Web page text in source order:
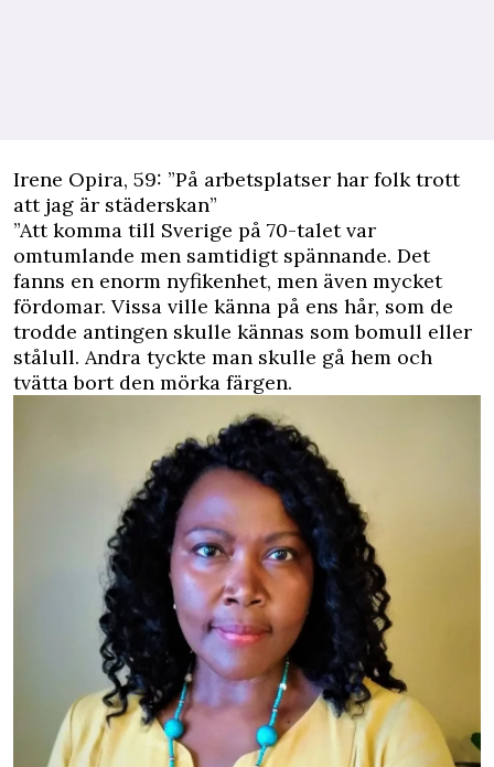
Irene Opira, 59: ”På arbetsplatser har folk trott
att jag är städerskan”
”Att komma till Sverige på 70-talet var
omtumlande men samtidigt spännande. Det
fanns en enorm nyfikenhet, men även mycket
fördomar. Vissa ville känna på ens hår, som de
trodde antingen skulle kännas som bomull eller
stålull. Andra tyckte man skulle gå hem och
tvätta bort den mörka färgen.